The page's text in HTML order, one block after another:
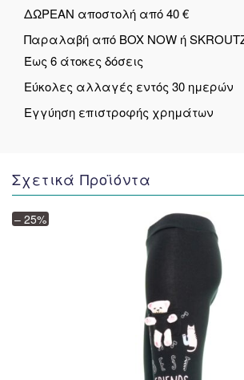
ΔΩΡΕΑΝ αποστολή από 40 €
Παραλαβή από BOX NOW ή
Έως 6 άτοκες δόσεις
Εύκολες αλλαγές εντός 30 ημερών
Εγγύηση επιστροφής χρημάτων
Σχετικά Προϊόντα
– 25%